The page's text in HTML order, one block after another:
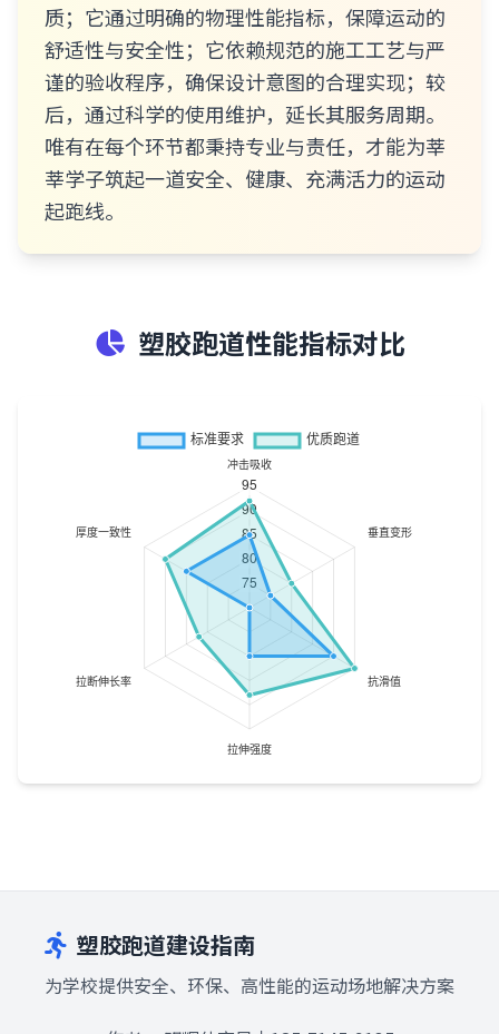
质；它通过明确的物理性能指标，保障运动的
舒适性与安全性；它依赖规范的施工工艺与严
谨的验收程序，确保设计意图的合理实现；较
后，通过科学的使用维护，延长其服务周期。
唯有在每个环节都秉持专业与责任，才能为莘
莘学子筑起一道安全、健康、充满活力的运动
起跑线。
塑胶跑道性能指标对比
塑胶跑道建设指南
为学校提供安全、环保、高性能的运动场地解决方案